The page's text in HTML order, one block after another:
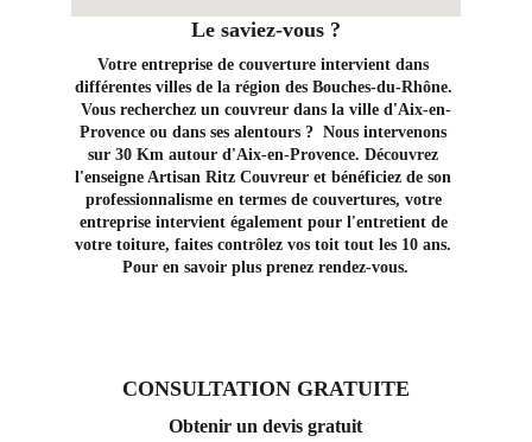
Le saviez-vous ?
Votre entreprise de couverture intervient dans
différentes villes de la région des Bouches-du-Rhône.
Vous recherchez un couvreur dans la ville d'Aix-en-
Provence ou dans ses alentours ?  Nous intervenons
sur 30 Km autour d'Aix-en-Provence. Découvrez
l'enseigne Artisan Ritz Couvreur et bénéficiez de son
professionnalisme en termes de couvertures, votre
entreprise intervient également pour l'entretient de
votre toiture, faites contrôlez vos toit tout les 10 ans.
Pour en savoir plus prenez rendez-vous.
CONSULTATION GRATUITE
Obtenir un devis gratuit